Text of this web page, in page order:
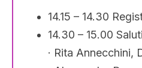
14.15 – 14.30
14.30 – 15.00
· Rita Annecchini,